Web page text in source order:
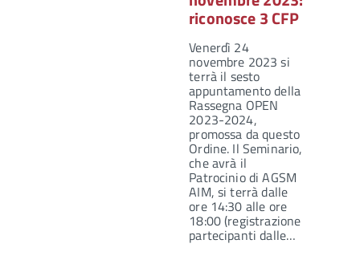
riconosce 3 CFP
Venerdì 24
novembre 2023 si
terrà il sesto
appuntamento della
Rassegna OPEN
2023-2024,
promossa da questo
Ordine. Il Seminario,
che avrà il
Patrocinio di AGSM
AIM, si terrà dalle
ore 14:30 alle ore
18:00 (registrazione
partecipanti dalle…